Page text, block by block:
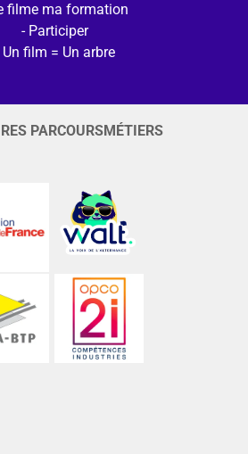
filme ma formation
Participer
Un film = Un arbre
PARCOURSMÉTIERS